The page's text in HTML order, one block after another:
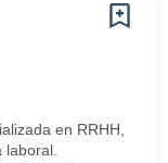
en RRHH,